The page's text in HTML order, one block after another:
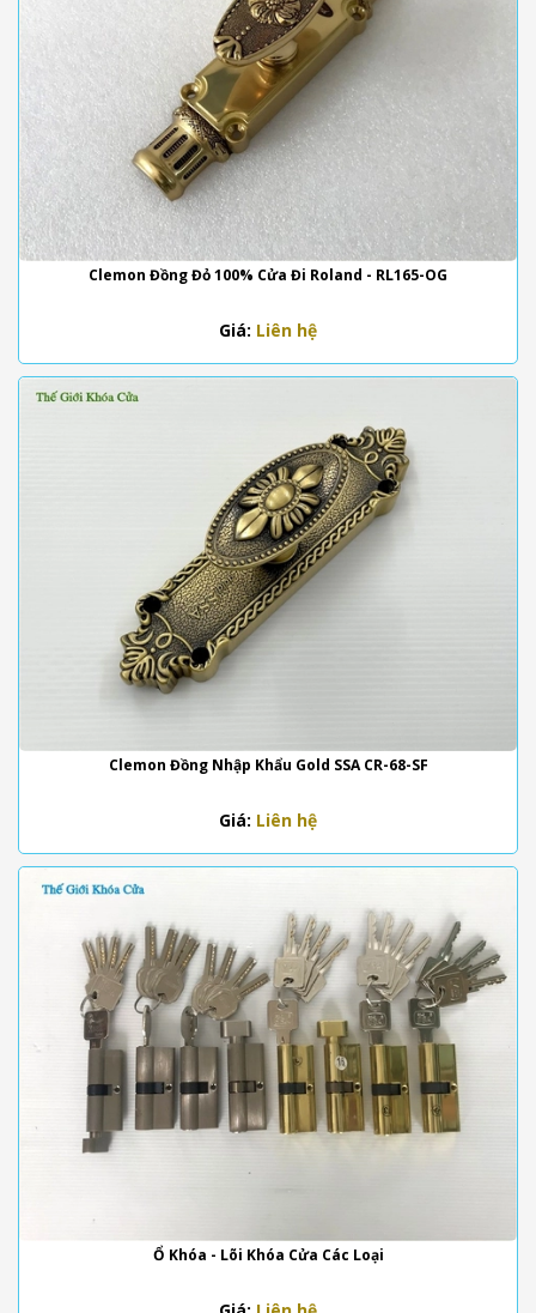
Clemon Đồng Đỏ 100% Cửa Đi Roland - RL165-OG
Giá: Liên hệ
Clemon Đồng Nhập Khẩu Gold SSA CR-68-SF
Giá: Liên hệ
Ổ Khóa - Lõi Khóa Cửa Các Loại